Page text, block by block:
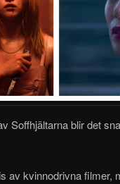
Soffhjältarna blir det
av kvinnodrivna filmer,